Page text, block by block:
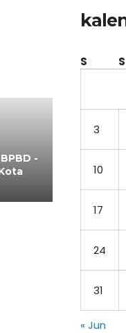
-
S
S
3
10
17
24
31
« Jun